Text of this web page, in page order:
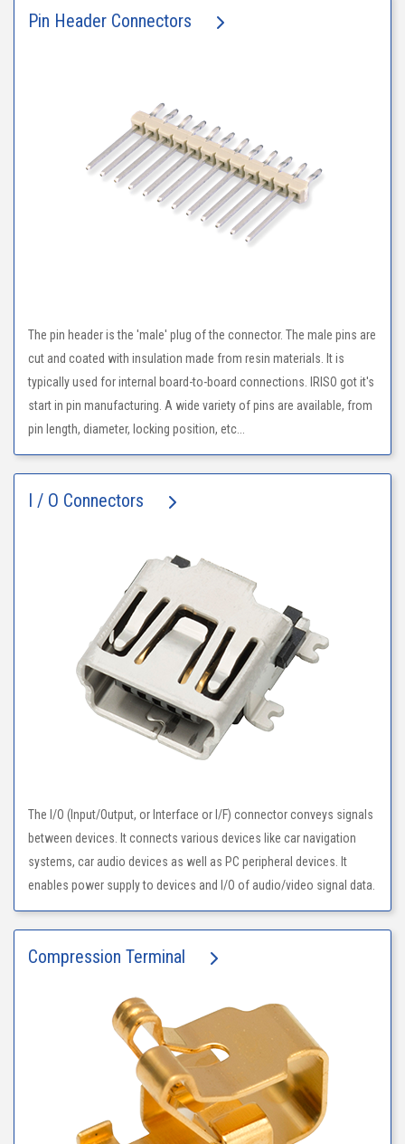
Pin Header Connectors
The pin header is the 'male' plug of the connector. The male pins are
cut and coated with insulation made from resin materials. It is
typically used for internal board-to-board connections. IRISO got it's
start in pin manufacturing. A wide variety of pins are available, from
pin length, diameter, locking position, etc...
I / O Connectors
The I/O (Input/Output, or Interface or I/F) connector conveys signals
between devices. It connects various devices like car navigation
systems, car audio devices as well as PC peripheral devices. It
enables power supply to devices and I/O of audio/video signal data.
Compression Terminal